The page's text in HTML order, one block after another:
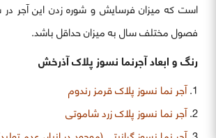
است که میزان فرسایش و شوره زدن این آجر در
فصول مختلف سال به میزان حداقل باشد.
رنگ‌ و ابعاد آجرنما نسوز پلاک آذرخش
آجر نما نسوز پلاک قرمز رندوم
آجر نما نسوز پلاک زرد شاموتی